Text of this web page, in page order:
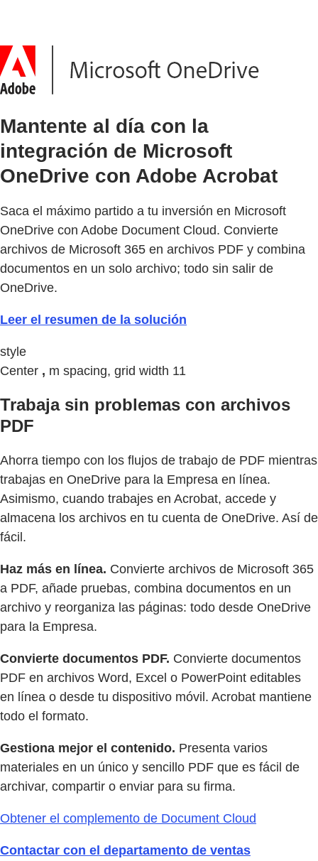
Mantente al día con la
integración de Microsoft
OneDrive con Adobe Acrobat
Saca el máximo partido a tu inversión en Microsoft
OneDrive con Adobe Document Cloud. Convierte
archivos de Microsoft 365 en archivos PDF y combina
documentos en un solo archivo; todo sin salir de
OneDrive.
Leer el resumen de la solución
style
Center , m spacing, grid width 11
Trabaja sin problemas con archivos
PDF
Ahorra tiempo con los flujos de trabajo de PDF mientras
trabajas en OneDrive para la Empresa en línea.
Asimismo, cuando trabajes en Acrobat, accede y
almacena los archivos en tu cuenta de OneDrive. Así de
fácil.
Haz más en línea. Convierte archivos de Microsoft 365
a PDF, añade pruebas, combina documentos en un
archivo y reorganiza las páginas: todo desde OneDrive
para la Empresa.
Convierte documentos PDF. Convierte documentos
PDF en archivos Word, Excel o PowerPoint editables
en línea o desde tu dispositivo móvil. Acrobat mantiene
todo el formato.
Gestiona mejor el contenido. Presenta varios
materiales en un único y sencillo PDF que es fácil de
archivar, compartir o enviar para su firma.
Obtener el complemento de Document Cloud
Contactar con el departamento de ventas